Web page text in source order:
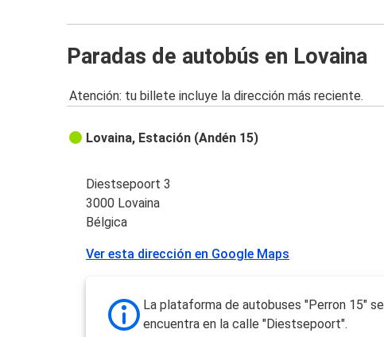
Paradas de autobús en Lovaina
Atención: tu billete incluye la dirección más reciente.
Lovaina, Estación (Andén 15)
Diestsepoort 3
3000 Lovaina
Bélgica
Ver esta dirección en Google Maps
La plataforma de autobuses "Perron 15" se
encuentra en la calle "Diestsepoort".